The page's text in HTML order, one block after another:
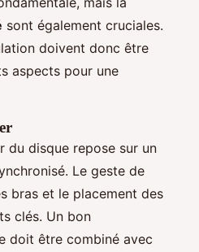
sont également cruciales.
doivent donc être
aspects pour une
du disque repose sur un
Le geste de
bras et le placement des
clés. Un bon
doit être combiné avec